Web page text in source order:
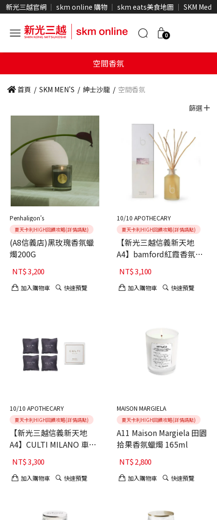
新光三越官網 skm online 購物 skm eats美食地圖 SKM Media
0
空間香氛
首頁 / SKM MEN'S / 紳士沙龍 / 空間香氛
篩選
Penhaligon's
夏天卡利HIGH回饋攻略(詳情請點)
(A8信義店)黑玫瑰香氛蠟
燭200G
NT$3,200
加入購物車 快速預覽
10/10 APOTHECARY
夏天卡利HIGH回饋攻略(詳情請點)
【新光三越信義新天地
A4】bamford紅霞香氛室
內擴香
NT$3,100
加入購物車 快速預覽
10/10 APOTHECARY
夏天卡利HIGH回饋攻略(詳情請點)
【新光三越信義新天地
A4】CULTI MILANO 車用
香氛包絲絨暖香組
NT$3,300
加入購物車 快速預覽
MAISON MARGIELA
夏天卡利HIGH回饋攻略(詳情請點)
A11 Maison Margiela 田園
拾果香氛蠟燭 165ml
NT$2,800
加入購物車 快速預覽